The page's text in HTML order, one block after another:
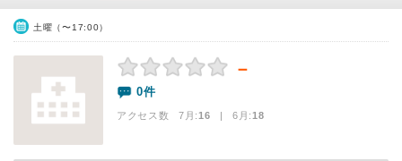
土曜（〜17:00）
－
0件
アクセス数 7月:16 | 6月:18